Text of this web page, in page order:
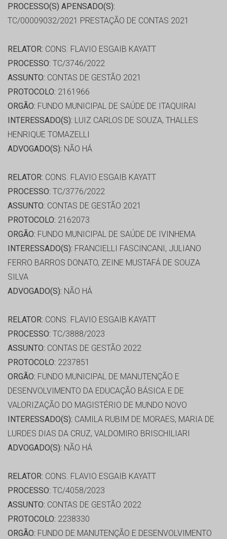
PROCESSO(S) APENSADO(S):
TC/00009032/2021 PRESTAÇÃO DE CONTAS 2021
RELATOR: CONS. FLAVIO ESGAIB KAYATT
PROCESSO: TC/3746/2022
ASSUNTO: CONTAS DE GESTÃO 2021
PROTOCOLO: 2161966
ORGÃO: FUNDO MUNICIPAL DE SAÚDE DE ITAQUIRAI
INTERESSADO(S): LUIZ CARLOS DE SOUZA, THALLES
HENRIQUE TOMAZELLI
ADVOGADO(S): NÃO HÁ
RELATOR: CONS. FLAVIO ESGAIB KAYATT
PROCESSO: TC/3776/2022
ASSUNTO: CONTAS DE GESTÃO 2021
PROTOCOLO: 2162073
ORGÃO: FUNDO MUNICIPAL DE SAÚDE DE IVINHEMA
INTERESSADO(S): FRANCIELLI FASCINCANI, JULIANO
FERRO BARROS DONATO, ZEINE MUSTAFÁ DE SOUZA
SILVA
ADVOGADO(S): NÃO HÁ
RELATOR: CONS. FLAVIO ESGAIB KAYATT
PROCESSO: TC/3888/2023
ASSUNTO: CONTAS DE GESTÃO 2022
PROTOCOLO: 2237851
ORGÃO: FUNDO MUNICIPAL DE MANUTENÇÃO E
DESENVOLVIMENTO DA EDUCAÇÃO BÁSICA E DE
VALORIZAÇÃO DO MAGISTÉRIO DE MUNDO NOVO
INTERESSADO(S): CAMILA RUBIM DE MORAES, MARIA DE
LURDES DIAS DA CRUZ, VALDOMIRO BRISCHILIARI
ADVOGADO(S): NÃO HÁ
RELATOR: CONS. FLAVIO ESGAIB KAYATT
PROCESSO: TC/4058/2023
ASSUNTO: CONTAS DE GESTÃO 2022
PROTOCOLO: 2238330
ORGÃO: FUNDO DE MANUTENÇÃO E DESENVOLVIMENTO